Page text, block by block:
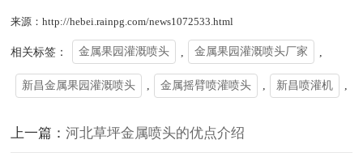
来源：http://hebei.rainpg.com/news1072533.html
相关标签： 金属果园灌溉喷头 金属果园灌溉喷头厂家
新昌金属果园灌溉喷头 金属摇臂喷灌喷头 新昌喷灌机
上一篇：河北草坪金属喷头的优点介绍